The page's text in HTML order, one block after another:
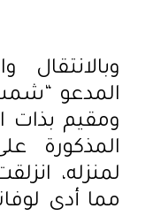
وبالانتقال
ومقيم بذات
المذكورة
لمنزله،
مما أدى